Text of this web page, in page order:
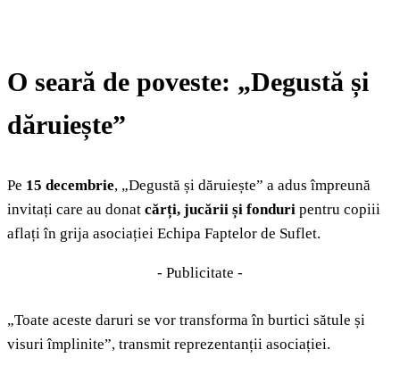
O seară de poveste: „Degustă și
dăruiește”
Pe 15 decembrie, „Degustă și dăruiește” a adus împreună
invitați care au donat cărți, jucării și fonduri pentru copiii
aflați în grija asociației Echipa Faptelor de Suflet.
- Publicitate -
„Toate aceste daruri se vor transforma în burtici sătule și
visuri împlinite”, transmit reprezentanții asociației.